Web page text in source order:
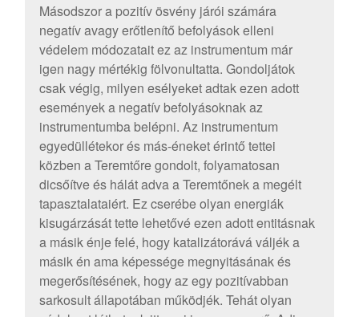
Másodszor a pozitív ösvény járói számára
negatív avagy erőtlenítő befolyások elleni
védelem módozatait ez az instrumentum már
igen nagy mértékig fölvonultatta. Gondoljátok
csak végig, milyen esélyeket adtak ezen adott
események a negatív befolyásoknak az
instrumentumba belépni. Az instrumentum
egyedüllétekor és más-éneket érintő tettei
közben a Teremtőre gondolt, folyamatosan
dicsőítve és hálát adva a Teremtőnek a megélt
tapasztalataiért. Ez cserébe olyan energiák
kisugárzását tette lehetővé ezen adott entitásnak
a másik énje felé, hogy katalizátorává váljék a
másik én ama képessége megnyitásának és
megerősítésének, hogy az egy pozitívabban
sarkosult állapotában működjék. Tehát olyan